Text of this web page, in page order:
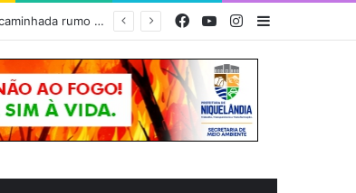
FacebookYouTubeInstagram